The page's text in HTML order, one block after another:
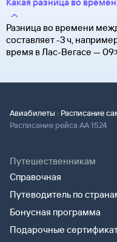
Какая разница во
Разница во времени
составляет -3 ч,
время в Лас-Вегасе —
Авиабилеты · Расписание
Расписание рейса AA 1524
Путешественникам
Справочная
Путеводитель по
Бонусная программа
Подарочные